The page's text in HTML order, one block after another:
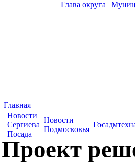
Глава округа
Главная
Новости
Сергиева
Посада
Новости
Подмосковья
Проект